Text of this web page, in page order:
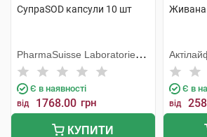
СупраSOD капсули 10 шт
PharmaSuisse Laboratories
SpA
Є в наявності
від 1768.00 грн
КУПИТИ
Живана
Є в
від